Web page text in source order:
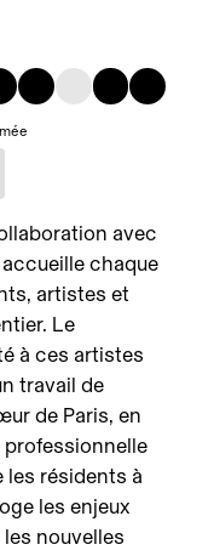
avec
chaque
artistes et
Le
à ces artistes
travail de
de Paris, en
professionnelle
les résidents à
les enjeux
nouvelles